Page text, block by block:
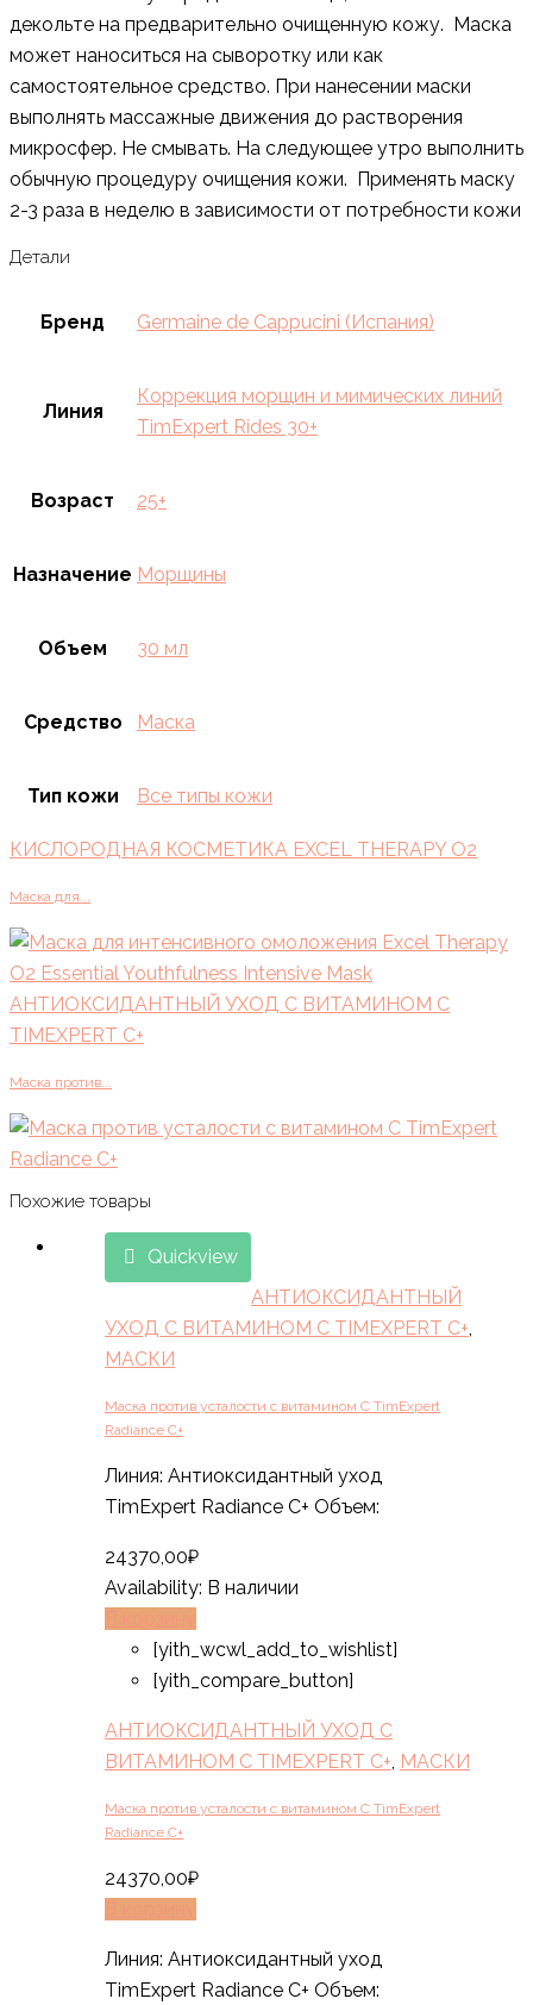
декольте на предварительно очищенную кожу. Маска
может наноситься на сыворотку или как
самостоятельное средство. При нанесении маски
выполнять массажные движения до растворения
микросфер. Не смывать. На следующее утро выполнить
обычную процедуру очищения кожи. Применять маску
2-3 раза в неделю в зависимости от потребности кожи
Детали
Бренд Germaine de Cappucini (Испания)
Линия
Коррекция морщин и мимических линий
TimExpert Rides 30+
Возраст 25+
Назначение Морщины
Объем 30 мл
Средство Маска
Тип кожи Все типы кожи
КИСЛОРОДНАЯ КОСМЕТИКА EXCEL THERAPY O2
Маска для...
АНТИОКСИДАНТНЫЙ УХОД С ВИТАМИНОМ C
TIMEXPERT C+
Маска против...
Похожие товары
Quickview
АНТИОКСИДАНТНЫЙ
УХОД С ВИТАМИНОМ C TIMEXPERT C+,
МАСКИ
Маска против усталости с витамином С TimExpert
Radiance C+
Линия: Антиоксидантный уход
TimExpert Radiance C+ Объем:
24370,00₽
Availability: В наличии
[yith_wcwl_add_to_wishlist]
[yith_compare_button]
АНТИОКСИДАНТНЫЙ УХОД С
ВИТАМИНОМ C TIMEXPERT C+, МАСКИ
Маска против усталости с витамином С TimExpert
Radiance C+
24370,00₽
Линия: Антиоксидантный уход
TimExpert Radiance C+ Объем: